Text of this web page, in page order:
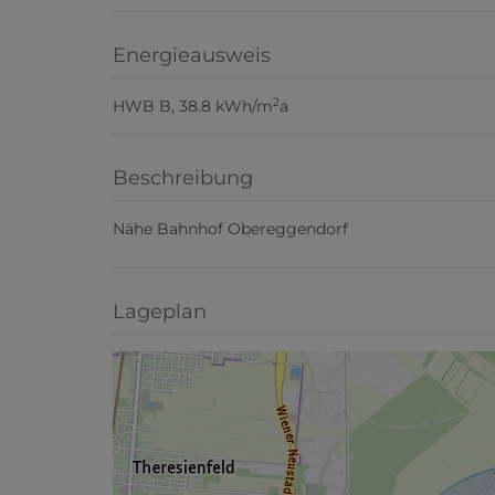
Energieausweis
HWB B, 38.8 kWh/m2a
Beschreibung
Nähe Bahnhof Obereggendorf
Lageplan